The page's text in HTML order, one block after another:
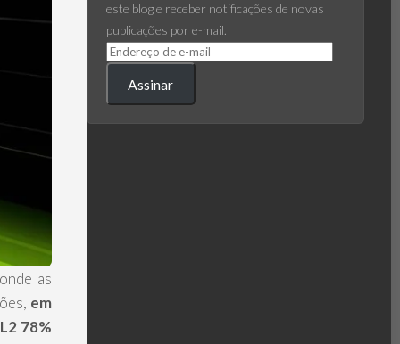
as
em
78%
este blog e receber notificações de novas
publicações por e-mail.
Assinar